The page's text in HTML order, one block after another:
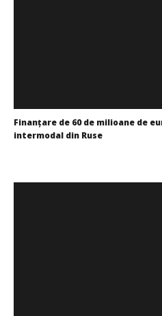
SAMEDAY a finalizat
Cristina
Finanţare de 60 de milioane de
intermodal din Ruse